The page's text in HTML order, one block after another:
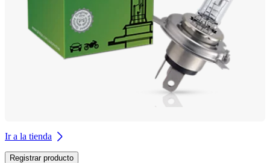
Ir a la tienda
Registrar producto